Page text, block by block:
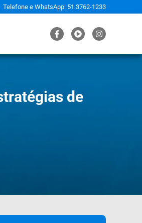
Telefone e WhatsApp: 51 3762-1233
de